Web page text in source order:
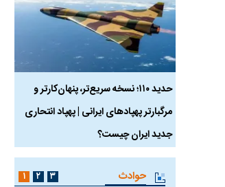
حدید ۱۱۰؛ نسخه سریع‌تر، پنهان‌کارتر و
مرگبارتر پهپادهای ایرانی | پهپاد انتحاری
جدید ایران چیست؟
حوادث ۱ ۲ ۳